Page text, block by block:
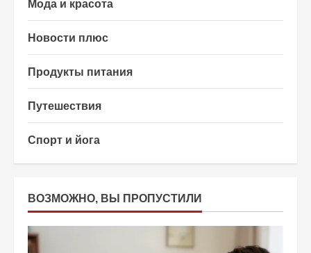
Мода и красота
Новости плюс
Продукты питания
Путешествия
Спорт и йога
ВОЗМОЖНО, ВЫ ПРОПУСТИЛИ